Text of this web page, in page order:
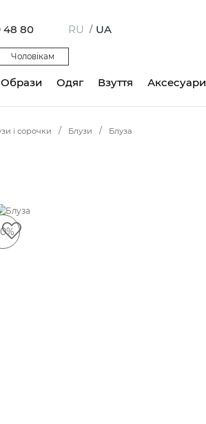
48 80 RU / UA
Чоловікам
Одяг Взуття Аксесуари
Образи
і сорочки Блузи Блуза